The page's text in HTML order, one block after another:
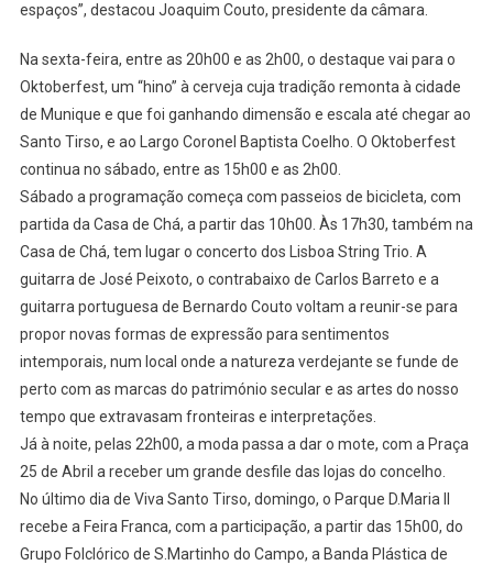
espaços”, destacou Joaquim Couto, presidente da câmara.
Na sexta-feira, entre as 20h00 e as 2h00, o destaque vai para o
Oktoberfest, um “hino” à cerveja cuja tradição remonta à cidade
de Munique e que foi ganhando dimensão e escala até chegar ao
Santo Tirso, e ao Largo Coronel Baptista Coelho. O Oktoberfest
continua no sábado, entre as 15h00 e as 2h00.
Sábado a programação começa com passeios de bicicleta, com
partida da Casa de Chá, a partir das 10h00. Às 17h30, também na
Casa de Chá, tem lugar o concerto dos Lisboa String Trio. A
guitarra de José Peixoto, o contrabaixo de Carlos Barreto e a
guitarra portuguesa de Bernardo Couto voltam a reunir-se para
propor novas formas de expressão para sentimentos
intemporais, num local onde a natureza verdejante se funde de
perto com as marcas do património secular e as artes do nosso
tempo que extravasam fronteiras e interpretações.
Já à noite, pelas 22h00, a moda passa a dar o mote, com a Praça
25 de Abril a receber um grande desfile das lojas do concelho.
No último dia de Viva Santo Tirso, domingo, o Parque D.Maria II
recebe a Feira Franca, com a participação, a partir das 15h00, do
Grupo Folclórico de S.Martinho do Campo, a Banda Plástica de